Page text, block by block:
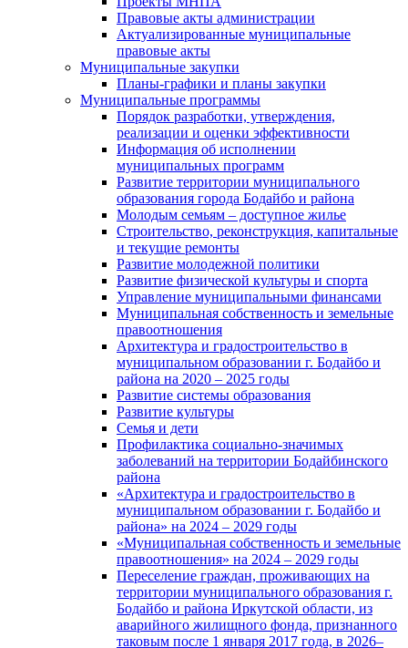
Правовые акты администрации
Актуализированные муниципальные
правовые акты
Муниципальные закупки
Планы-графики и планы закупки
Муниципальные программы
Порядок разработки, утверждения,
реализации и оценки эффективности
Информация об исполнении
муниципальных программ
Развитие территории муниципального
образования города Бодайбо и района
Молодым семьям – доступное жилье
Строительство, реконструкция, капитальные
и текущие ремонты
Развитие молодежной политики
Развитие физической культуры и спорта
Управление муниципальными финансами
Муниципальная собственность и земельные
правоотношения
Архитектура и градостроительство в
муниципальном образовании г. Бодайбо и
района на 2020 – 2025 годы
Развитие системы образования
Развитие культуры
Семья и дети
Профилактика социально-значимых
заболеваний на территории Бодайбинского
района
«Архитектура и градостроительство в
муниципальном образовании г. Бодайбо и
района» на 2024 – 2029 годы
«Муниципальная собственность и земельные
правоотношения» на 2024 – 2029 годы
Переселение граждан, проживающих на
территории муниципального образования г.
Бодайбо и района Иркутской области, из
аварийного жилищного фонда, признанного
таковым после 1 января 2017 года, в 2026–